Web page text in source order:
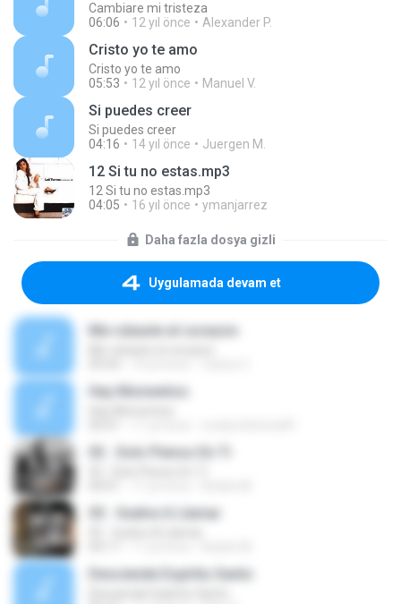
Cambiare mi tristeza
06:06
12 yıl önce Alexander P.
Cristo yo te amo
Cristo yo te amo
05:53
12 yıl önce Manuel V.
Si puedes creer
Si puedes creer
04:16
14 yıl önce Juergen M.
12 Si tu no estas.mp3
12 Si tu no estas.mp3
04:05
16 yıl önce ymanjarrez
Daha fazla dosya gizli
Uygulamada devam et
Me robaste el corazon
Hay Momentos
02 . Solo Pienso En Ti
05 . Vuelve A Llamar
Desciende Espíritu Santo